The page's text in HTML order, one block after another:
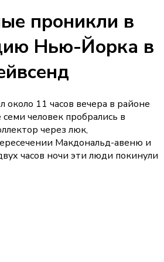
проникли в
Нью-Йорка в
11 часов вечера в районе
человек пробрались в
через люк,
Макдональд-авеню и
часов ночи эти люди покинули